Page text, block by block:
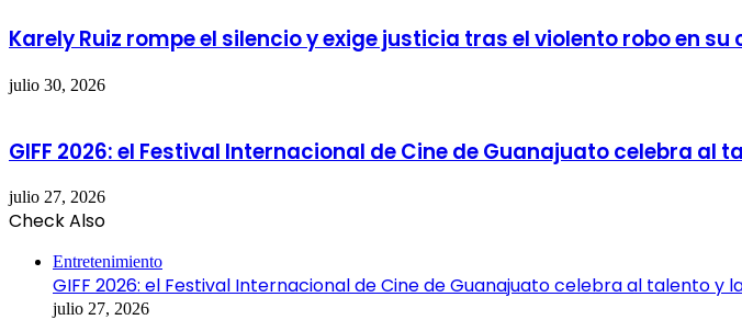
Karely Ruiz rompe el silencio y exige justicia tras el violento robo en su
julio 30, 2026
GIFF 2026: el Festival Internacional de Cine de Guanajuato celebra al
julio 27, 2026
Check Also
Entretenimiento
GIFF 2026: el Festival Internacional de Cine de Guanajuato celebra al talento y
julio 27, 2026